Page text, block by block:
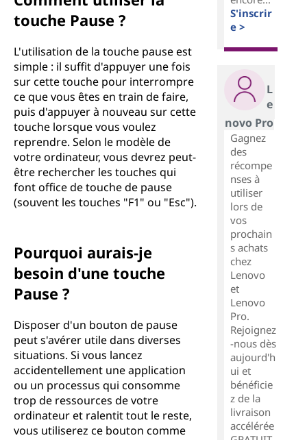
touche Pause ?
L'utilisation de la touche pause est
simple : il suffit d'appuyer une fois
sur cette touche pour interrompre
ce que vous êtes en train de faire,
puis d'appuyer à nouveau sur cette
touche lorsque vous voulez
reprendre. Selon le modèle de
votre ordinateur, vous devrez peut-
être rechercher les touches qui
font office de touche de pause
(souvent les touches "F1" ou "Esc").
Pourquoi aurais-je
besoin d'une touche
Pause ?
Disposer d'un bouton de pause
peut s'avérer utile dans diverses
situations. Si vous lancez
accidentellement une application
ou un processus qui consomme
trop de ressources de votre
ordinateur et ralentit tout le reste,
vous utiliserez ce bouton comme
S'inscrir
e >
L
e
novo Pro
Gagnez
des
récompe
nses à
utiliser
lors de
vos
prochain
s achats
chez
Lenovo
et
Lenovo
Pro.
Rejoignez
-nous dès
aujourd'h
ui et
bénéficie
z de la
livraison
accélérée